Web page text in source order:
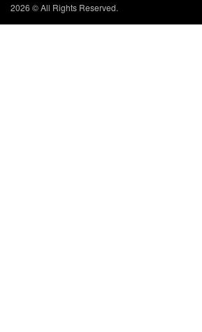
2026 © All Rights Reserved.